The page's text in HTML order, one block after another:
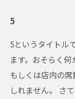
5
5というタイトル
ます。おそらく何
もしくは店内の
しれません。 さ